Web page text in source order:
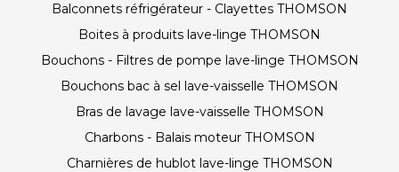
Balconnets réfrigérateur - Clayettes THOMSON
Boites à produits lave-linge THOMSON
Bouchons - Filtres de pompe lave-linge THOMSON
Bouchons bac à sel lave-vaisselle THOMSON
Bras de lavage lave-vaisselle THOMSON
Charbons - Balais moteur THOMSON
Charnières de hublot lave-linge THOMSON